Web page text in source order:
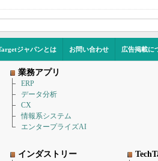
ジャパンとは お問い合わせ 広告掲載に
業務アプリ
ERP
データ分析
CX
情報系システム
エンタープライズAI
インダストリー